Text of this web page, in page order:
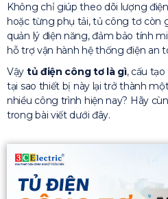
Không chỉ giúp theo dõi lượng
hoặc từng phụ tải, tủ công tơ còn
quản lý điện năng, đảm bảo tính
hỗ trợ vận hành hệ thống điện an
Vậy tủ điện công tơ là gì, cấu tạo
tại sao thiết bị này lại trở thành
nhiều công trình hiện nay? Hãy
trong bài viết dưới đây.